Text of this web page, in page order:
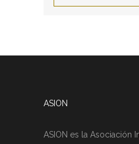
ASION
ASION es la Asociación